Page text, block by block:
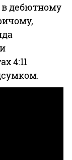
в дебютному
4:11